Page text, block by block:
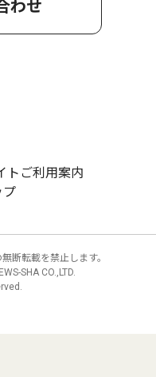
わせ
トご利用案内
プ
断転載を禁止します。
SHA CO.,LTD.